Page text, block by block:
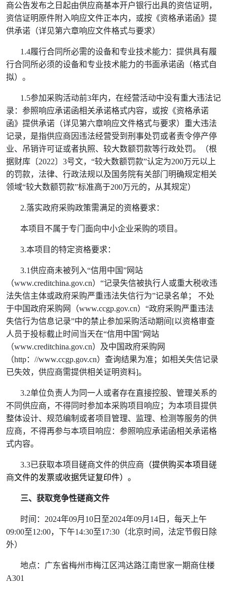
商公告发布之日起由供应商基本开户银行出具的资信证明 ，
资信证明原件附入响应文件正本内， 或按《资格承诺函》提
供承诺 （详见第六章响应文件格式与要求）
1.4履行合同所必需的设备和专业技术能力：提供具有履
行合同所必须的设备和专业技术能力的书面承诺函（格式自
拟）。
1.5参加采购活动前3年内，在经营活动中没有重大违法记
录：参照响应承诺函相关承诺格式内容， 或按《资格承诺
函》提供承诺 （详见第六章响应文件格式与要求）重大违法
记录，是指供应商因违法经营受到刑事处罚或者责令停产停
业、吊销许可证或者执照、较大数额罚款等行政处罚。（根
据财库〔2022〕 3号文， “较大数额罚款”认定为200万元以上
的罚款，法律、行政法规以及国务院有关部门明确规定相关
领域“较大数额罚款”标准高于200万元的，从其规定）
2.落实政府采购政策需满足的资格要求：
本项目不属于专门面向中小企业采购的项目。
3.本项目的特定资格要求：
3.1供应商未被列入“信用中国”网站
（www.creditchina.gov.cn）“记录失信被执行人或重大税收违
法失信主体或政府采购严重违法失信行为”记录名单； 不处
于中国政府采购网（www.ccgp.gov.cn）“政府采购严重违法
失信行为信息记录”中的禁止参加采购活动期间 [以资格审查
人员于投标截止时间当天在“信用中国”网站
（www.creditchina.gov.cn）及中国政府采购网
（http： //www.ccgp.gov.cn）查询结果为准；如相关失信记录
已失效，供应商需提供相关证明资料]。
3.2单位负责人为同一人或者存在直接控股、管理关系的
不同供应商，不得同时参加本采购项目响应；为本项目提供
整体设计、规范编制或者项目管理、监理、检测等服务的供
应商，不得再参与本项目响应：参照响应承诺函相关承诺格
式内容。
3.3已获取本项目磋商文件的供应商 （提供购买本项目磋
商文件的发票或收据凭证复印件）。
三、获取竞争性磋商文件
时间： 2024年09月 10 日至2024年09月 14 日，每天上午
09:00至12:00，下午14:30至17:30 （北京时间，法定节假日除
外）
地点：广东省梅州市梅江区鸿达路江南世家一期商住楼
A301